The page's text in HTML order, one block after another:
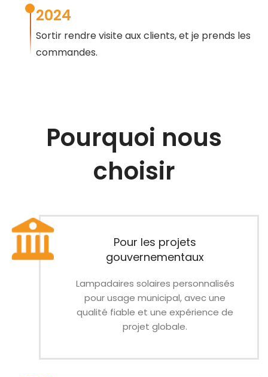
2024
Sortir rendre visite aux clients, et je prends les
commandes.
Pourquoi nous
choisir
Pour les projets
gouvernementaux
Lampadaires solaires personnalisés
pour usage municipal, avec une
qualité fiable et une expérience de
projet globale.